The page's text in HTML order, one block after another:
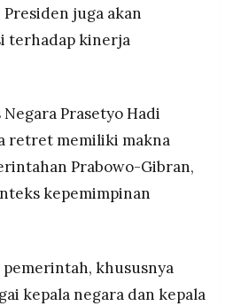
juga akan
terhadap kinerja
Prasetyo Hadi
retret memiliki makna
Prabowo-Gibran,
kepemimpinan
khususnya
kepala negara dan kepala